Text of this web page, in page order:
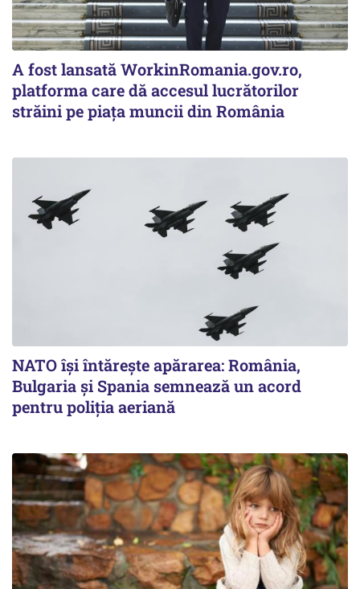
A fost lansată WorkinRomania.gov.ro,
platforma care dă accesul lucrătorilor
străini pe piața muncii din România
NATO își întărește apărarea: România,
Bulgaria și Spania semnează un acord
pentru poliția aeriană